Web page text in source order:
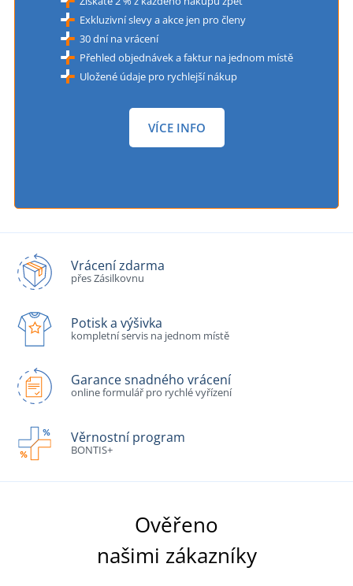
Exkluzivní slevy a akce jen pro členy
30 dní na vrácení
Přehled objednávek a faktur na jednom místě
Uložené údaje pro rychlejší nákup
VÍCE INFO
Vrácení zdarma
přes Zásilkovnu
Potisk a výšivka
kompletní servis na jednom místě
Garance snadného vrácení
online formulář pro rychlé vyřízení
Věrnostní program
BONTIS+
Ověřeno
našimi zákazníky